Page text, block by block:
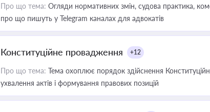
Про що тема: Огляди нормативних змін, судова практика,
про що пишуть у Telegram каналах для адвокатів
Конституційне провадження +12
Про що тема: Тема охоплює порядок здійснення
ухвалення актів і формування правових позицій